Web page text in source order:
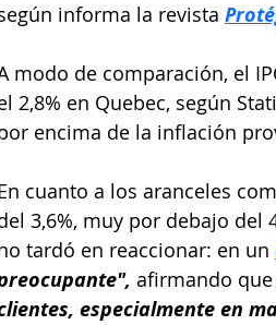
informa la revista
modo de comparación, el
2,8% en Quebec, según
encima de la inflación
cuanto a los aranceles
3,6%, muy por debajo del
tardó en reaccionar: en un
afirmando
especialmente en